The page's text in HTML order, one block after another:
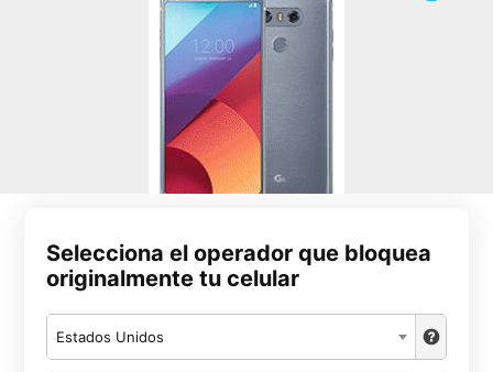
Selecciona el operador que bloquea
originalmente tu celular
Estados Unidos